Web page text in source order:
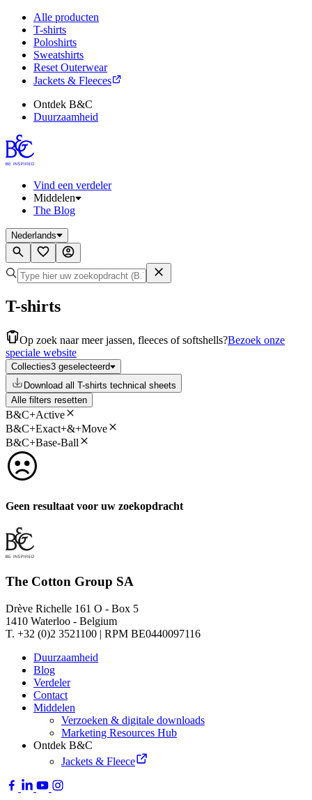
Alle producten
T-shirts
Poloshirts
Sweatshirts
Reset Outerwear
Jackets & Fleeces
Ontdek B&C
Duurzaamheid
Vind een verdeler
Middelen
The Blog
Nederlands
T-shirts
Op zoek naar meer jassen, fleeces of softshells?Bezoek onze
speciale website
Collecties3 geselecteerd
Download all T-shirts technical sheets
Alle filters resetten
B&C+Active
B&C+Exact+&+Move
B&C+Base-Ball
Geen resultaat voor uw zoekopdracht
The Cotton Group SA
Drève Richelle 161 O - Box 5
1410 Waterloo - Belgium
T. +32 (0)2 3521100 | RPM BE0440097116
Duurzaamheid
Blog
Verdeler
Contact
Middelen
Verzoeken & digitale downloads
Marketing Resources Hub
Ontdek B&C
Jackets & Fleece